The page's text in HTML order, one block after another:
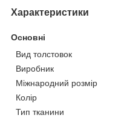
Характеристики
Основні
Вид толстовок
Виробник
Міжнародний розмір
Колір
Тип тканини